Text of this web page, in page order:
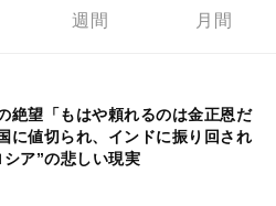
週間 月間
絶望「もはや頼れるのは金正恩だ
に値切られ、インドに振り回され
シア”の悲しい現実